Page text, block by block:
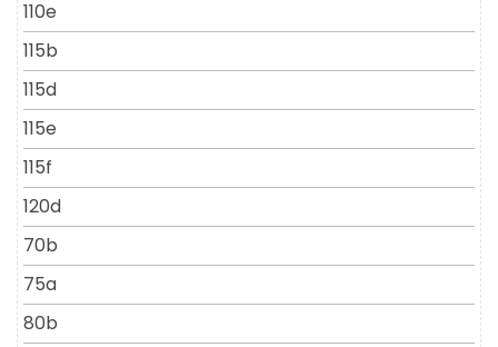
110e
115b
115d
115e
115f
120d
70b
75a
80b